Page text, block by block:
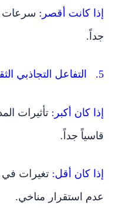
إذا كانت أقصر: سرعات
جداً.
5. التفاعل التجاذبي الثقالي مع القمر:
إذا كان أكبر: تأثيرات
قاسياً جداً.
إذا كان أقل:تغيرات في
عدم استقرار مناخي.